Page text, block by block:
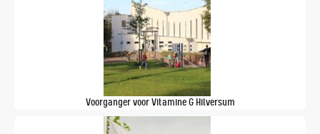
Voorganger voor Vitamine G Hilversum